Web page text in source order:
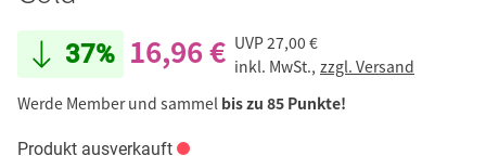
37% 16,96 € UVP27,00 €
inkl. MwSt., zzgl. Versand
Werde Member und sammel bis zu 85 Punkte!
Produkt ausverkauft